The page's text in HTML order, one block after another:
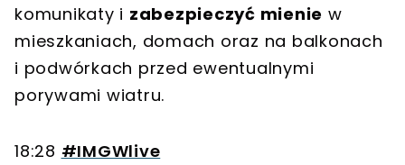
komunikaty i zabezpieczyć mienie w
mieszkaniach, domach oraz na balkonach
i podwórkach przed ewentualnymi
porywami wiatru.
18:28 #IMGWlive